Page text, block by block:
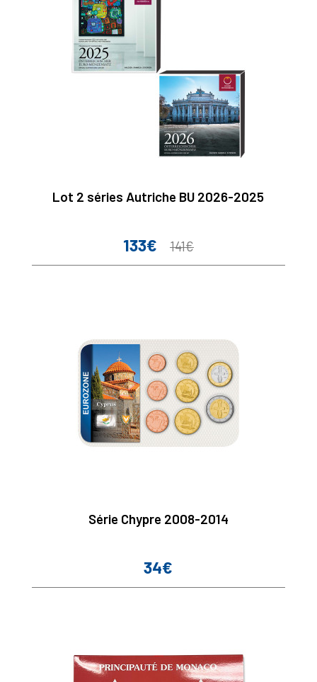
Lot 2 séries Autriche BU 2026-2025
Prix
133€
Prix
141€
Série Chypre 2008-2014
Prix
34€